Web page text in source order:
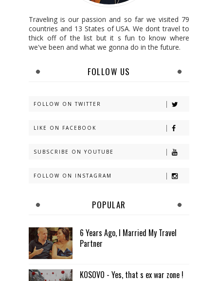
Traveling is our passion and so far we visited 79
countries and 13 States of USA. We dont travel to
thick off of the list but it s fun to know where
we've been and what we gonna do in the future.
FOLLOW US
FOLLOW ON TWITTER
LIKE ON FACEBOOK
SUBSCRIBE ON YOUTUBE
FOLLOW ON INSTAGRAM
POPULAR
6 Years Ago, I Married My Travel
Partner
KOSOVO - Yes, that s ex war zone !